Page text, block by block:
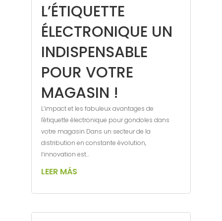
L’ÉTIQUETTE
ÉLECTRONIQUE UN
INDISPENSABLE
POUR VOTRE
MAGASIN !
L’impact et les fabuleux avantages de
l'étiquette électronique pour gondoles dans
votre magasin Dans un secteur de la
distribution en constante évolution,
l’innovation est...
LEER MÁS